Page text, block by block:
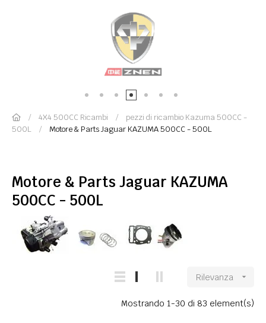
4X4 500CC Ricambi
pezzi di ricambio Kazuma 500CC -
500L
Motore & Parts Jaguar KAZUMA 500CC - 500L
Motore & Parts Jaguar KAZUMA
500CC - 500L
Rilevanza 
Mostrando 1-30 di 83 element(s)